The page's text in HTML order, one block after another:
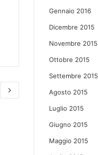
Gennaio 2016
Dicembre 2015
Novembre 2015
Ottobre 2015
Settembre 2015
Agosto 2015
Luglio 2015
Giugno 2015
Maggio 2015